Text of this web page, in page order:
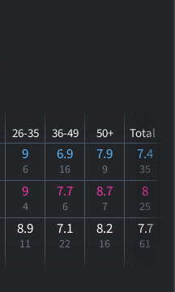
26-35 36-49 50+ Total
9
6
6.9
16
7.9
9
7.4
35
9
4
7.7
6
8.7
7
8
25
8.9
11
7.1
22
8.2
16
7.7
61